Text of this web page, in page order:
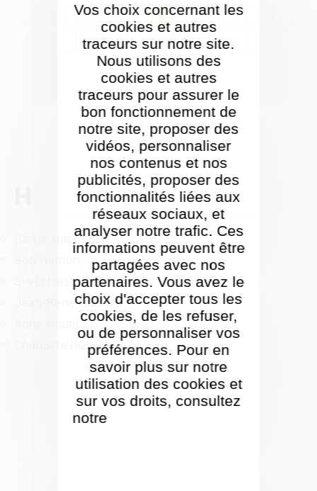
Vos choix concernant les
cookies et autres
traceurs sur notre site.
Nous utilisons des
cookies et autres
traceurs pour assurer le
bon fonctionnement de
notre site, proposer des
vidéos, personnaliser
nos contenus et nos
publicités, proposer des
fonctionnalités liées aux
réseaux sociaux, et
analyser notre trafic. Ces
informations peuvent être
partagées avec nos
partenaires. Vous avez le
choix d'accepter tous les
cookies, de les refuser,
ou de personnaliser vos
préférences. Pour en
savoir plus sur notre
utilisation des cookies et
sur vos droits, consultez
notre
D F G H I J K
Q R S T V W
Barrie Hastings(0)
(2)
Silvia Hestnes(1)
Jean-René Hissard(0)
(2)
Charlotte Hubert(2)